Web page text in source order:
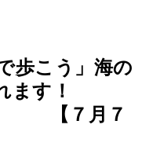
歩こう」海の
れます！
【７月７